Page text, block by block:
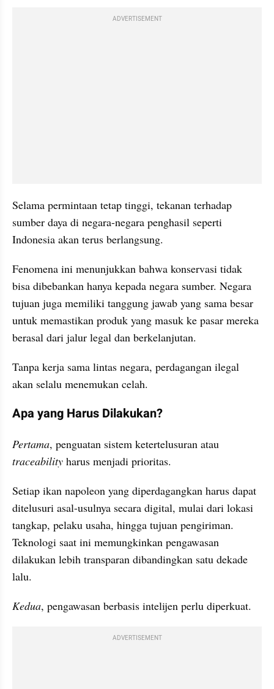
ADVERTISEMENT
Selama permintaan tetap tinggi, tekanan terhadap
sumber daya di negara-negara penghasil seperti
Indonesia akan terus berlangsung.
Fenomena ini menunjukkan bahwa konservasi tidak
bisa dibebankan hanya kepada negara sumber. Negara
tujuan juga memiliki tanggung jawab yang sama besar
untuk memastikan produk yang masuk ke pasar mereka
berasal dari jalur legal dan berkelanjutan.
Tanpa kerja sama lintas negara, perdagangan ilegal
akan selalu menemukan celah.
Apa yang Harus Dilakukan?
Pertama
traceability harus menjadi prioritas.
Setiap ikan napoleon yang diperdagangkan harus dapat
ditelusuri asal-usulnya secara digital, mulai dari lokasi
tangkap, pelaku usaha, hingga tujuan pengiriman.
Teknologi saat ini memungkinkan pengawasan
dilakukan lebih transparan dibandingkan satu dekade
lalu.
Kedua, pengawasan berbasis intelijen perlu diperkuat.
ADVERTISEMENT